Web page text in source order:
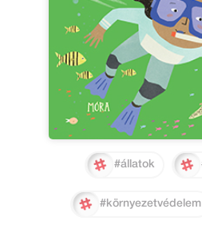
#állatok
#környezetvédelem